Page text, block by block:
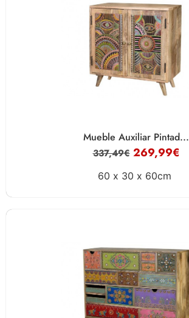
Mueble Auxiliar Pintad...
337,49€ 269,99€
60 x 30 x 60cm